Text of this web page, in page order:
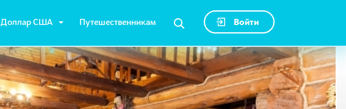
Доллар США Путешественникам Войти